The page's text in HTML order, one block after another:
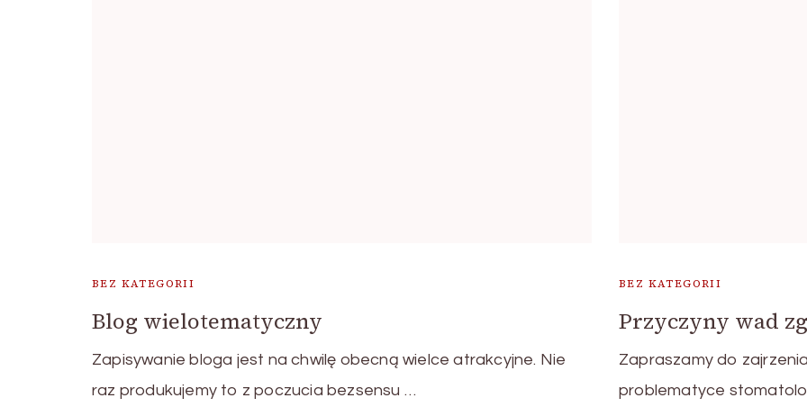
BEZ KATEGORII
Blog wielotematyczny
Zapisywanie bloga jest na chwilę obecną wielce atrakcyjne. Nie
raz produkujemy to z poczucia bezsensu …
BEZ KATEGORII
Przyczyny wad
Zapraszamy do
problematyce